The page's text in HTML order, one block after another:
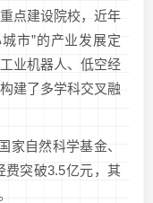
点建设院校，近年
市”的产业发展定
业机器人、低空经
建了多学科交叉融
家自然科学基金、
费突破3.5亿元，其